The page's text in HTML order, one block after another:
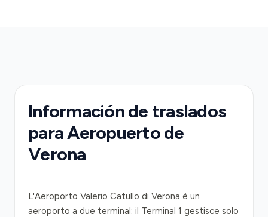
Información de traslados
para Aeropuerto de
Verona
L'Aeroporto Valerio Catullo di Verona è un
aeroporto a due terminal: il Terminal 1 gestisce solo